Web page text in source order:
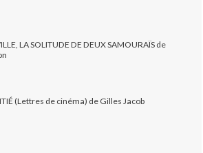
LA SOLITUDE DE DEUX SAMOURAÏS de
(Lettres de cinéma) de Gilles Jacob